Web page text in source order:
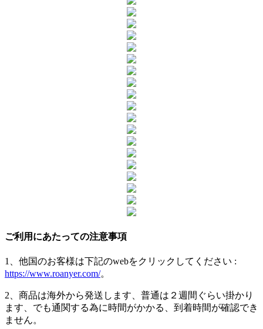
ご利用にあたっての注意事項
1、他国のお客様は下記のwebをクリックしてください :
https://www.roanyer.com/。
2、商品は海外から発送します、普通は２週間ぐらい掛かり
ます、でも通関する為に時間がかかる、到着時間が確認でき
ません。